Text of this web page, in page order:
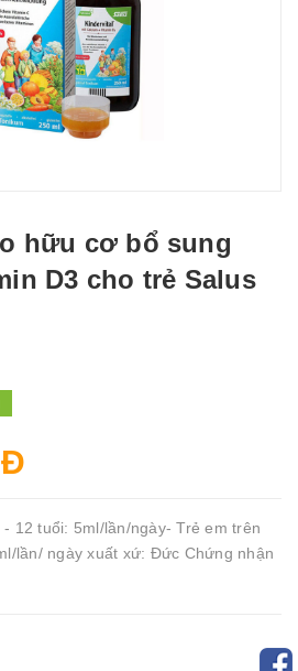
hữu cơ bổ sung
D3 cho trẻ Salus
12 tuổi: 5ml/lần/ngày- Trẻ em trên
lần/ ngày xuất xứ: Đức Chứng nhận